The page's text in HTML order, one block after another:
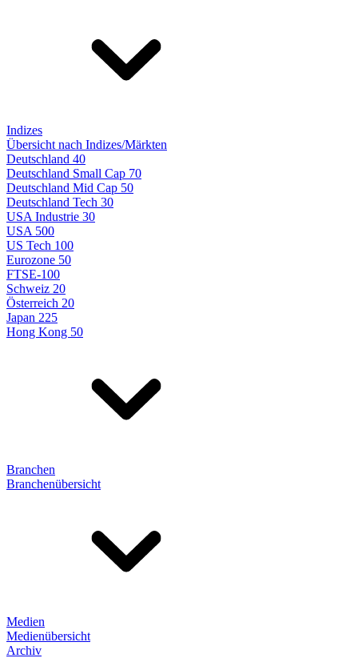
Indizes
Übersicht nach Indizes/Märkten
Deutschland 40
Deutschland Small Cap 70
Deutschland Mid Cap 50
Deutschland Tech 30
USA Industrie 30
USA 500
US Tech 100
Eurozone 50
FTSE-100
Schweiz 20
Österreich 20
Japan 225
Hong Kong 50
Branchen
Branchenübersicht
Medien
Medienübersicht
Archiv